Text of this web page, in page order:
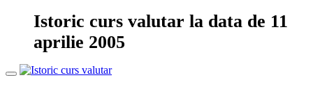
Istoric curs valutar la data de 11
aprilie 2005